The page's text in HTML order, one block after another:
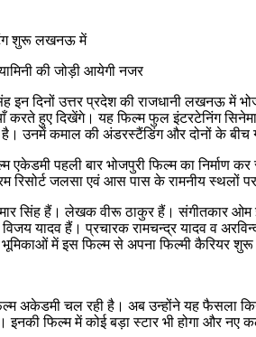
शुरू लखनऊ में
की जोड़ी आयेगी नजर
इन दिनों उत्तर प्रदेश की राजधानी लखनऊ
करते हुए दिखेंगे। यह फिल्म फुल इंटरटेनिंग
उनमें कमाल की अंडरस्टैंडिंग और दोनों के बीच
पहली बार भोजपुरी फिल्म का निर्माण
जलसा एवं आस पास के रामनीय स्थलों पर
सिंह हैं। लेखक वीरू ठाकुर हैं। संगीतकार
यादव हैं। प्रचारक रामचन्द्र यादव व
भूमिकाओं में इस फिल्म से अपना फिल्मी कैरियर
अकेडमी चल रही है। अब उन्होंने यह फैसला
इनकी फिल्म में कोई बड़ा स्टार भी होगा